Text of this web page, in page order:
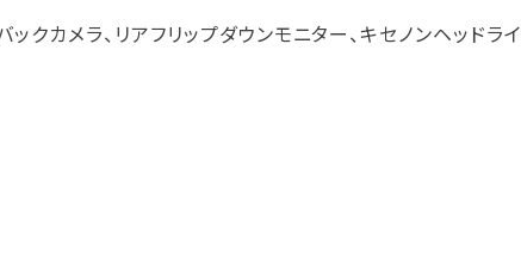
クカメラ、リアフリップダウンモニター、キセノンヘッドライ